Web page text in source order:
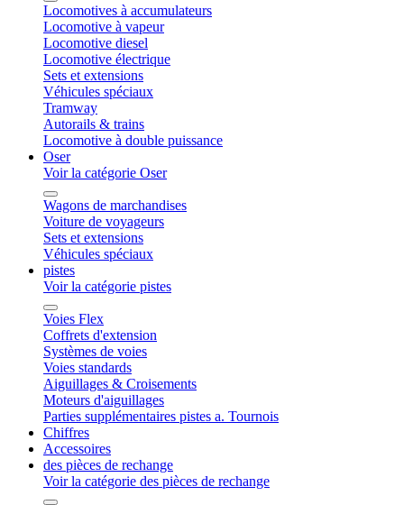
Locomotives à accumulateurs
Locomotive à vapeur
Locomotive diesel
Locomotive électrique
Sets et extensions
Véhicules spéciaux
Tramway
Autorails & trains
Locomotive à double puissance
Oser
Voir la catégorie Oser
Wagons de marchandises
Voiture de voyageurs
Sets et extensions
Véhicules spéciaux
pistes
Voir la catégorie pistes
Voies Flex
Coffrets d'extension
Systèmes de voies
Voies standards
Aiguillages & Croisements
Moteurs d'aiguillages
Parties supplémentaires pistes a. Tournois
Chiffres
Accessoires
des pièces de rechange
Voir la catégorie des pièces de rechange